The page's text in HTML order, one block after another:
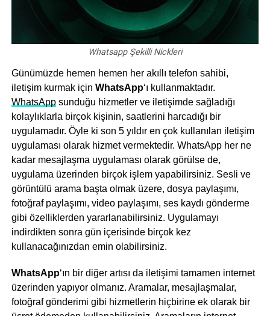
Whatsapp Şekilli Nickleri
Günümüzde hemen hemen her akıllı telefon sahibi,
iletişim kurmak için WhatsApp‘ı kullanmaktadır.
WhatsAppsunduğu hizmetler ve iletişimde sağladığı
kolaylıklarla birçok kişinin, saatlerini harcadığı bir
uygulamadır. Öyle ki son 5 yıldır en çok kullanılan iletişim
uygulaması olarak hizmet vermektedir. WhatsApp her ne
kadar mesajlaşma uygulaması olarak görülse de,
uygulama üzerinden birçok işlem yapabilirsiniz. Sesli ve
görüntülü arama başta olmak üzere, dosya paylaşımı,
fotoğraf paylaşımı, video paylaşımı, ses kaydı gönderme
gibi özelliklerden yararlanabilirsiniz. Uygulamayı
indirdikten sonra gün içerisinde birçok kez
kullanacağınızdan emin olabilirsiniz.
WhatsApp‘ın bir diğer artısı da iletişimi tamamen internet
üzerinden yapıyor olmanız. Aramalar, mesajlaşmalar,
fotoğraf gönderimi gibi hizmetlerin hiçbirine ek olarak bir